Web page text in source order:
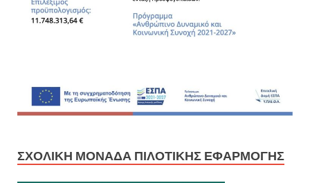
ΣΧΟΛΙΚΉ ΜΟΝΆΔΑ ΠΙΛΟΤΙΚΉΣ ΕΦΑΡΜΟΓΉΣ